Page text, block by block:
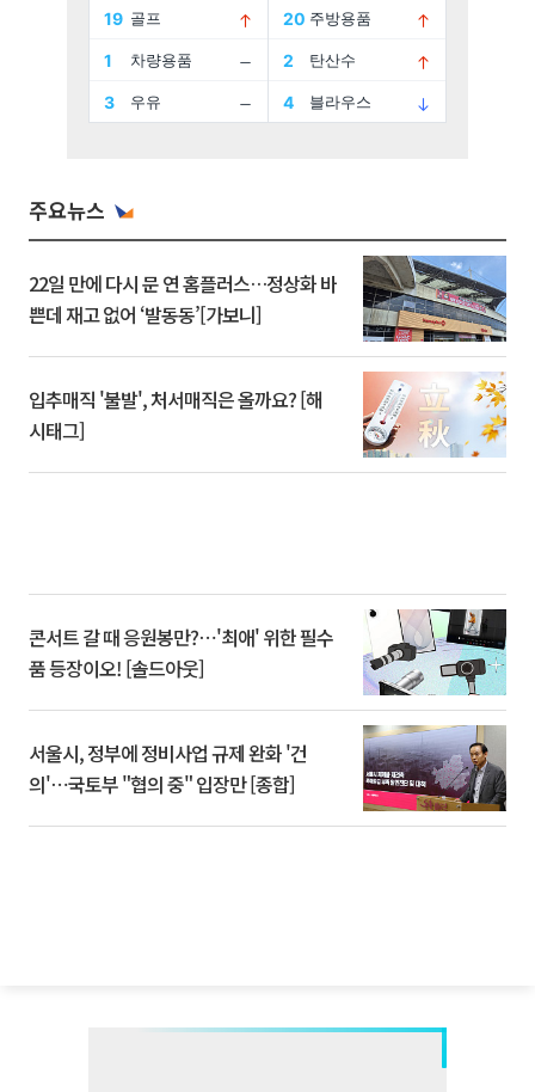
주요뉴스
22일 만에 다시 문 연 홈플러스…정상화 바
쁜데 재고 없어 ‘발동동’[가보니]
입추매직 '불발', 처서매직은 올까요? [해
시태그]
콘서트 갈 때 응원봉만?⋯'최애' 위한 필수
품 등장이오! [솔드아웃]
서울시, 정부에 정비사업 규제 완화 '건
의'⋯국토부 "협의 중" 입장만 [종합]